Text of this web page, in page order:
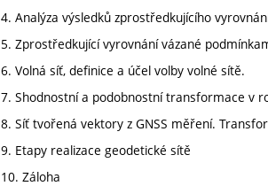
4. Analýza výsledků zprostředkujícího
5. Zprostředkující vyrovnání vázané
6. Volná síť, definice a účel volby volné sítě.
7. Shodnostní a podobnostní transformace v
8. Síť tvořená vektory z GNSS měření.
9. Etapy realizace geodetické sítě
10. Záloha